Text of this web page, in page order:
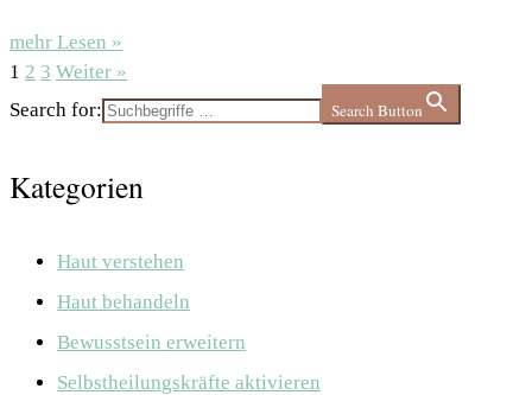
mehr Lesen »
1 2 3 Weiter »
Search for:
Search Button
Kategorien
Haut verstehen
Haut behandeln
Bewusstsein erweitern
Selbstheilungskräfte aktivieren